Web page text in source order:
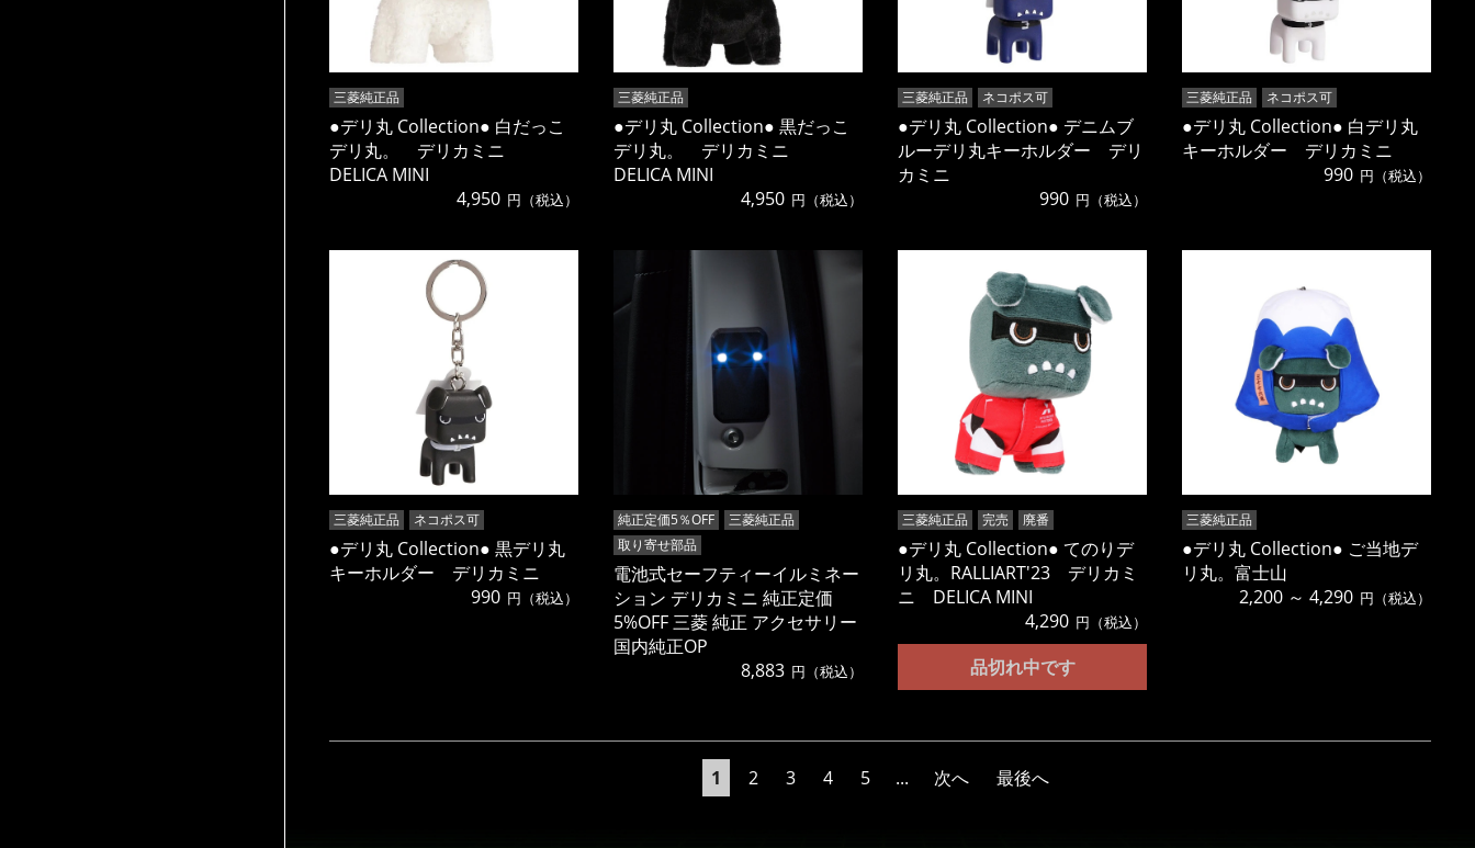
三菱純正品
●デリ丸 Collection● 白だっこ
デリ丸。 デリカミニ
DELICA MINI
4,950 円（税込）
三菱純正品
●デリ丸 Collection● 黒だっこ
デリ丸。 デリカミニ
DELICA MINI
4,950 円（税込）
三菱純正品 ネコポス可
●デリ丸 Collection● デニムブ
ルーデリ丸キーホルダー デリ
カミニ
990 円（税込）
三菱純正品 ネコポス可
●デリ丸 Collection● 白デリ丸
キーホルダー デリカミニ
990 円（税込）
三菱純正品 ネコポス可
●デリ丸 Collection● 黒デリ丸
キーホルダー デリカミニ
990 円（税込）
純正定価5％OFF
三菱純正品
取り寄せ部品
電池式セーフティーイルミネー
ション デリカミニ 純正定価
5%OFF 三菱 純正 アクセサリー
国内純正OP
8,883 円（税込）
三菱純正品 完売 廃番
●デリ丸 Collection● てのりデ
リ丸。RALLIART'23 デリカミ
ニ DELICA MINI
4,290 円（税込）
品切れ中です
三菱純正品
●デリ丸 Collection● ご当地デ
リ丸。富士山
2,200 ～ 4,290 円（税込）
1 2 3 4 5 ... 次へ 最後へ